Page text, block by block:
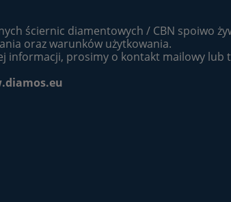
ściernic diamentowych / CBN spoiwo
oraz warunków użytkowania.
informacji, prosimy o kontakt mailowy lub